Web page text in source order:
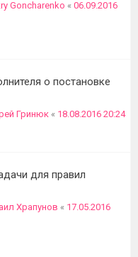
Goncharenko « 06.09.2016
о постановке
Гринюк « 18.08.2016 20:24
для правил
Храпунов « 17.05.2016